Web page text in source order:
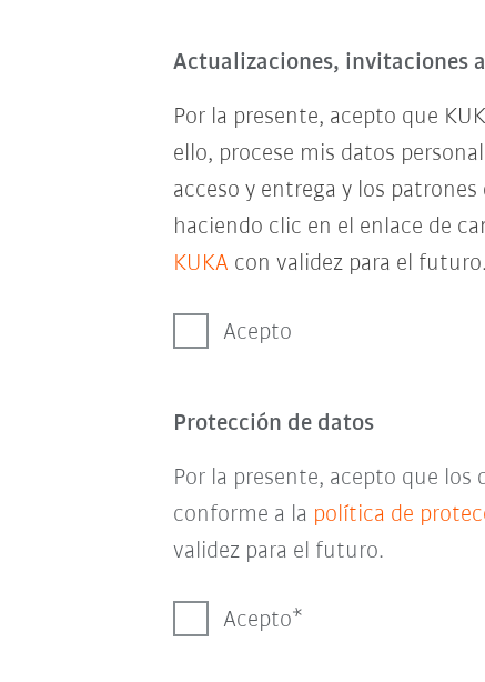
Actualizaciones, invitaciones
Por la presente, acepto que
ello, procese mis datos
acceso y entrega y los
haciendo clic en el enlace de
KUKA con validez para el futuro.
Acepto
Protección de datos
Por la presente, acepto que
conforme a la política de
validez para el futuro.
Acepto